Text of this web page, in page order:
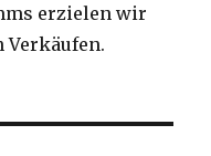
erzielen wir